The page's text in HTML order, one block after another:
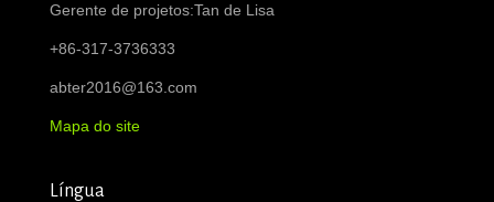
Gerente de projetos:Tan de Lisa
+86-317-3736333
abter2016@163.com
Mapa do site
Língua